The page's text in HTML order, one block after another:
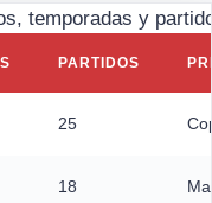
temporadas y
PARTIDOS
25
18